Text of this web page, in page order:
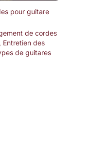
pour guitare
de cordes
, Entretien des
de guitares